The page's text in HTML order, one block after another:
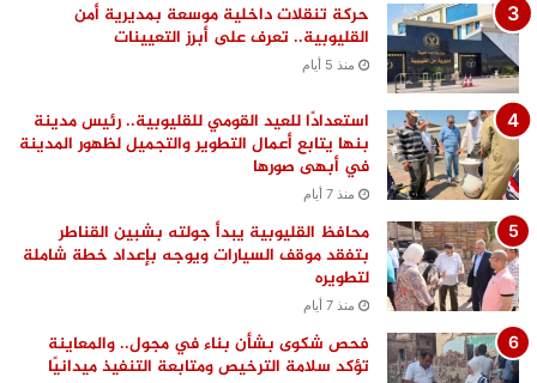
حركة تنقلات داخلية موسعة بمديرية أمن
القليوبية.. تعرف على أبرز التعيينات
منذ 5 أيام
استعدادًا للعيد القومي للقليوبية.. رئيس مدينة
بنها يتابع أعمال التطوير والتجميل لظهور المدينة
في أبهى صورها
منذ 7 أيام
محافظ القليوبية يبدأ جولته بشبين القناطر
بتفقد موقف السيارات ويوجه بإعداد خطة شاملة
لتطويره
منذ 7 أيام
فحص شكوى بشأن بناء في مجول.. والمعاينة
تؤكد سلامة الترخيص ومتابعة التنفيذ ميدانيًا